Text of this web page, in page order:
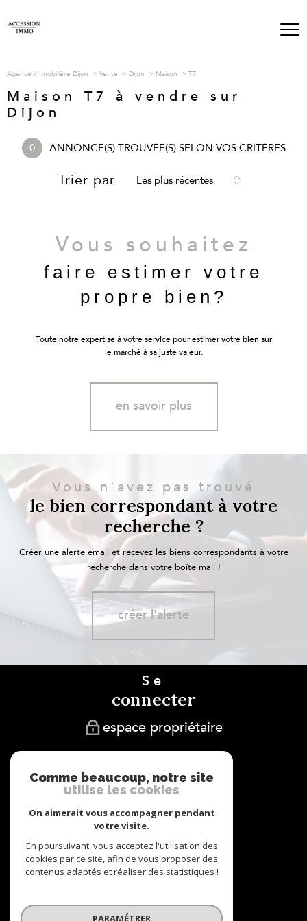
Agence immobilière Dijon Vente Dijon Maison T7
Maison T7 à vendre sur
Dijon
0 ANNONCE(S) TROUVÉE(S) SELON VOS CRITÈRES
Trier par Les plus récentes
Vous souhaitez
faire estimer votre
propre bien?
Toute notre expertise à votre service pour estimer votre bien sur
le marché à sa juste valeur.
en savoir plus
Vous n'avez pas trouvé
le bien correspondant à votre
recherche ?
Créer une alerte email et recevez les biens correspondants à votre
recherche dans votre boîte mail !
créer l'alerte
Se
connecter
espace propriétaire
adhérons
Nous
suivre
Comme beaucoup, notre site
utilise les cookies
On aimerait vous accompagner pendant
votre visite.
En poursuivant, vous acceptez l'utilisation des
cookies par ce site, afin de vous proposer des
contenus adaptés et réaliser des statistiques !
PARAMÉTRER